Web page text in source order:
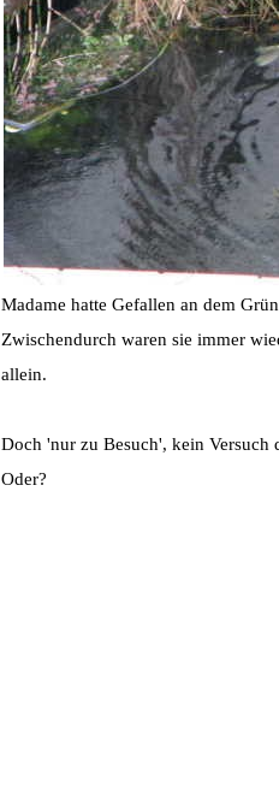
Madame hatte Gefallen an dem
Zwischendurch waren sie immer
allein.
Doch 'nur zu Besuch', kein
Oder?